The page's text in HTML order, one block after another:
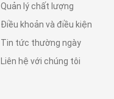
Quản lý chất lượng
Điều khoản và điều kiện
Tin tức thường ngày
Liên hệ với chúng tôi